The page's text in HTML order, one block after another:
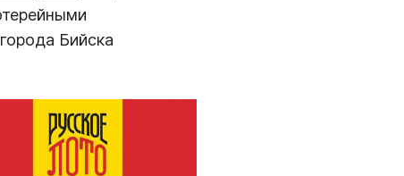
Бийска